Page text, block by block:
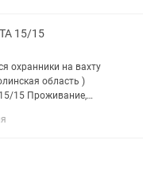
15/15
охранники на вахту
область )
15 Проживание,